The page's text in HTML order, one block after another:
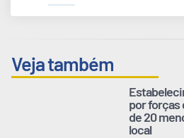
Veja também
por forças
de 20
local